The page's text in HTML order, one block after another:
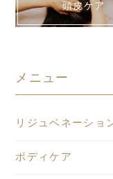
頭皮ケア
メニュー
リジュベネーショ
ボディケア